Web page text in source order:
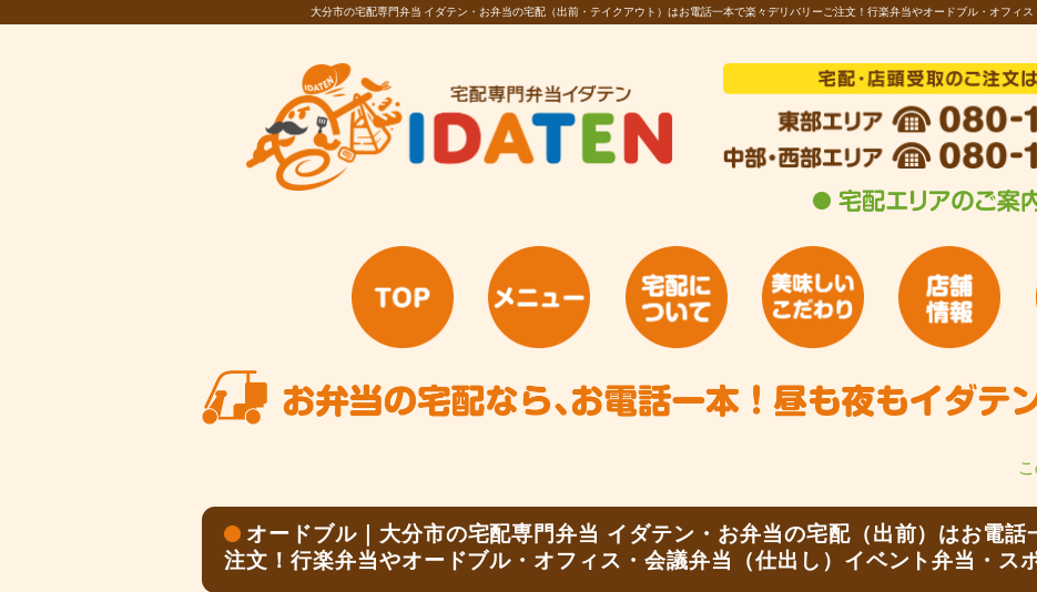
大分市の宅配専門弁当 イダテン・お弁当の宅配（出前・テイクアウト）はお電話一本で楽々デリバリーご注文！行楽弁当やオードブル・オフィ
オードブル｜大分市の宅配専門弁当 イダテン・お弁当の宅配（出前）はお電
注文！行楽弁当やオードブル・オフィス・会議弁当（仕出し）イベント弁当・ス